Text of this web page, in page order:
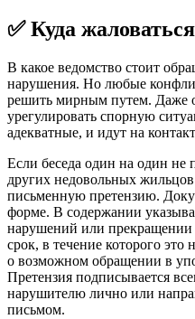
✅ Куда
В какое ведомство стоит
нарушения. Но любые
решить мирным путем. Даже
урегулировать спорную
адекватные, и идут на
Если беседа один на один
других недовольных
письменную претензию.
форме. В содержании
нарушений или прекращении
срок, в течение которого
о возможном обращении в
Претензия подписывается
нарушителю лично или
письмом.